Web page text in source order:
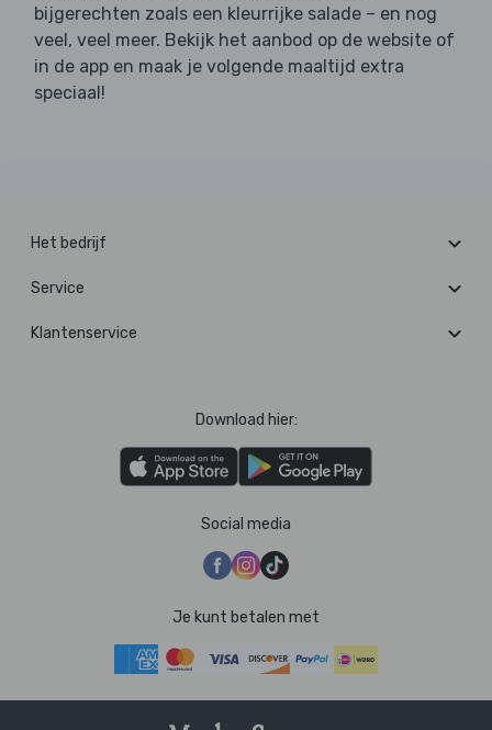
bijgerechten zoals een kleurrijke salade – en nog
veel, veel meer. Bekijk het aanbod op de website of
in de app en maak je volgende maaltijd extra
speciaal!
Het bedrijf
Service
Klantenservice
Download hier:
Social media
Je kunt betalen met